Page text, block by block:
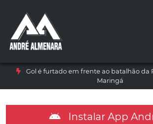
Gol é furtado em frente ao batalhão da
Maringá
Instalar App